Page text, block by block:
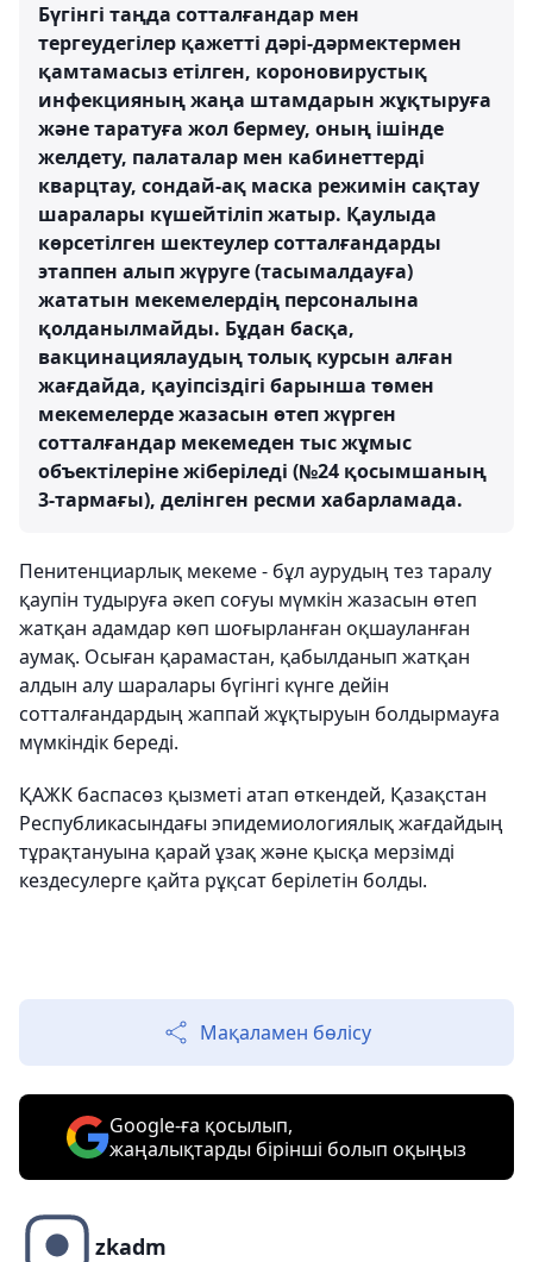
Бүгінгі таңда сотталғандар мен
тергеудегілер қажетті дәрі-дәрмектермен
қамтамасыз етілген, короновирустық
инфекцияның жаңа штамдарын жұқтыруға
және таратуға жол бермеу, оның ішінде
желдету, палаталар мен кабинеттерді
кварцтау, сондай-ақ маска режимін сақтау
шаралары күшейтіліп жатыр. Қаулыда
көрсетілген шектеулер сотталғандарды
этаппен алып жүруге (тасымалдауға)
жататын мекемелердің персоналына
қолданылмайды. Бұдан басқа,
вакцинациялаудың толық курсын алған
жағдайда, қауіпсіздігі барынша төмен
мекемелерде жазасын өтеп жүрген
сотталғандар мекемеден тыс жұмыс
объектілеріне жіберіледі (№24 қосымшаның
3-тармағы), делінген ресми хабарламада.
Пенитенциарлық мекеме - бұл аурудың тез таралу
қаупін тудыруға әкеп соғуы мүмкін жазасын өтеп
жатқан адамдар көп шоғырланған оқшауланған
аумақ. Осыған қарамастан, қабылданып жатқан
алдын алу шаралары бүгінгі күнге дейін
сотталғандардың жаппай жұқтыруын болдырмауға
мүмкіндік береді.
ҚАЖК баспасөз қызметі атап өткендей, Қазақстан
Республикасындағы эпидемиологиялық жағдайдың
тұрақтануына қарай ұзақ және қысқа мерзімді
кездесулерге қайта рұқсат берілетін болды.
Мақаламен бөлісу
Google-ға қосылып,
жаңалықтарды бірінші болып оқыңыз
zkadm